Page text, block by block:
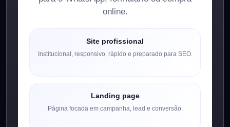
online.
Site profissional
Institucional, responsivo, rápido e preparado para SEO.
Landing page
Página focada em campanha, lead e conversão.